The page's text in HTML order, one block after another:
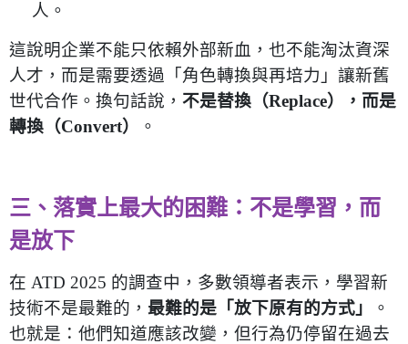
人。
這說明企業不能只依賴外部新血，也不能淘汰資深
人才，而是需要透過「角色轉換與再培力」讓新舊
世代合作。換句話說， 不是替換（Replace），而是
轉換（Convert） 。
三、落實上最大的困難：不是學習，而
是放下
在 ATD 2025 的調查中，多數領導者表示，學習新
技術不是最難的， 最難的是「放下原有的方式」
。
也就是：他們知道應該改變，但行為仍停留在過去